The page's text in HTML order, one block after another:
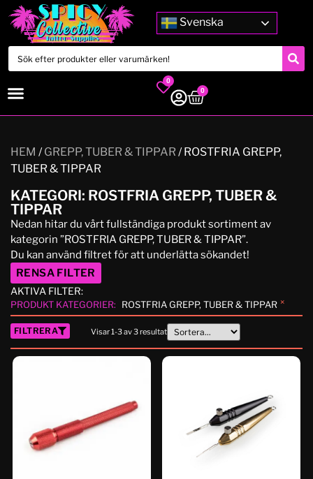
Svenska
0
0
HEM /GREPP, TUBER & TIPPAR/ ROSTFRIA GREPP,
TUBER & TIPPAR
KATEGORI: ROSTFRIA GREPP, TUBER &
TIPPAR
Nedan hitar du vårt fullständiga produkt sortiment av
kategorin ”ROSTFRIA GREPP, TUBER & TIPPAR”.
Du kan använd filtret för att underlätta sökandet!
RENSA FILTER
AKTIVA FILTER:
PRODUKT KATEGORIER: ROSTFRIA GREPP, TUBER & TIPPAR ×
FILTRERA Visar1-3av3resultat